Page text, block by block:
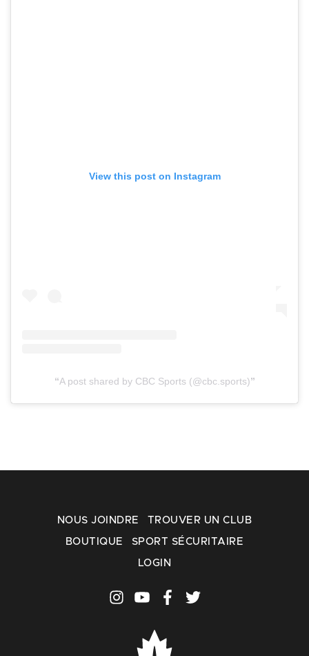
View this post on Instagram
A post shared by CBC Sports (@cbc.sports)
NOUS JOINDRE TROUVER UN CLUB
BOUTIQUE SPORT SÉCURITAIRE
LOGIN